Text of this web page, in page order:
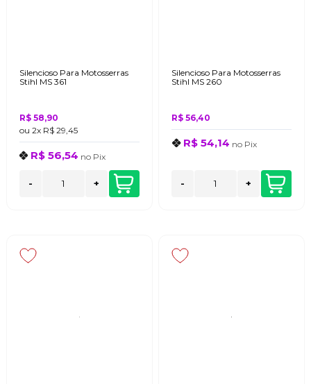
Silencioso Para Motosserras
Stihl MS 361
R$ 58,90
ou 2x R$ 29,45
R$ 56,54 no Pix
- +
Silencioso Para Motosserras
Stihl MS 260
R$ 56,40
R$ 54,14 no Pix
- +